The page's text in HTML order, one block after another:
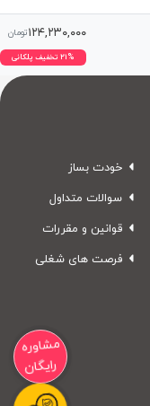
۱۲۴,۲۳۰,۰۰۰تومان
۲۱% تخفیف پلکانی
خودت بساز
سوالات متداول
قوانین و مقررات
فرصت های شغلی
مشاوره
رایگان